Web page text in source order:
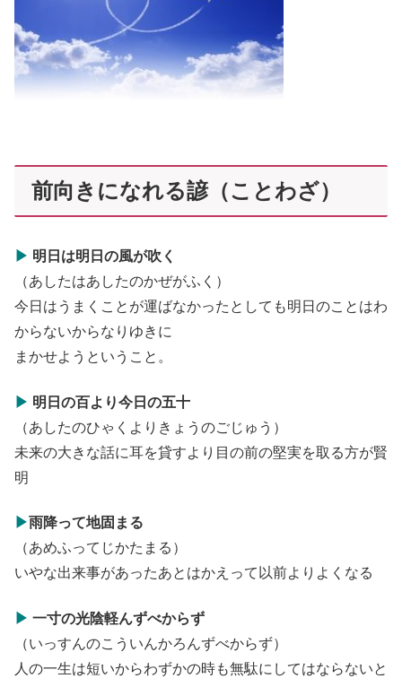
前向きになれる諺（ことわざ）
▶ 明日は明日の風が吹く
（あしたはあしたのかぜがふく）
今日はうまくことが運ばなかったとしても明日のことはわ
からないからなりゆきに
まかせようということ。
▶ 明日の百より今日の五十
（あしたのひゃくよりきょうのごじゅう）
未来の大きな話に耳を貸すより目の前の堅実を取る方が賢
明
▶雨降って地固まる
（あめふってじかたまる）
いやな出来事があったあとはかえって以前よりよくなる
▶ 一寸の光陰軽んずべからず
（いっすんのこういんかろんずべからず）
人の一生は短いからわずかの時も無駄にしてはならないと